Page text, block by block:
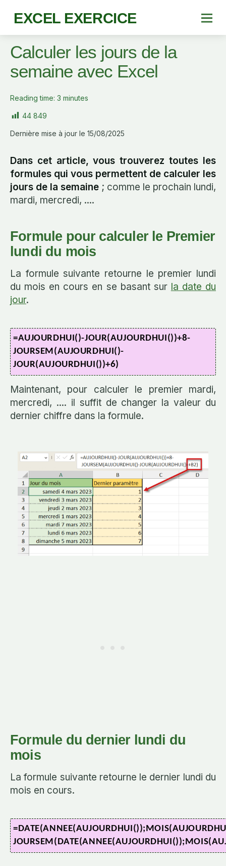
EXCEL EXERCICE
Calculer les jours de la
semaine avec Excel
Reading time: 3 minutes
44 849
Dernière mise à jour le 15/08/2025
Dans cet article, vous trouverez toutes les
formules qui vous permettent de calculer les
jours de la semaine ; comme le prochain lundi,
mardi, mercredi, ....
Formule pour calculer le Premier
lundi du mois
La formule suivante retourne le premier lundi
du mois en cours en se basant sur la date du
jour.
=AUJOURDHUI()-JOUR(AUJOURDHUI())+8-
JOURSEM(AUJOURDHUI()-
JOUR(AUJOURDHUI())+6)
Maintenant, pour calculer le premier mardi,
mercredi, .... il suffit de changer la valeur du
dernier chiffre dans la formule.
Formule du dernier lundi du
mois
La formule suivante retourne le dernier lundi du
mois en cours.